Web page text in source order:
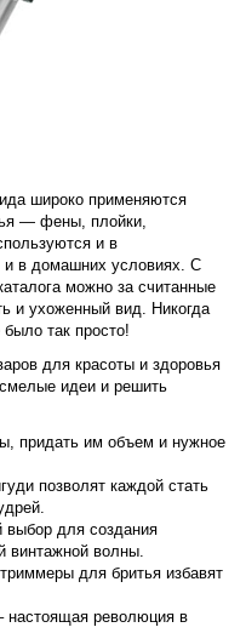
широко применяются
— фены, плойки,
и в
и в домашних условиях. С
можно за считанные
и ухоженный вид. Никогда
так просто!
для красоты и здоровья
идеи и решить
придать им объем и нужное
позволят каждой стать
для создания
винтажной волны.
для бритья избавят
настоящая революция в